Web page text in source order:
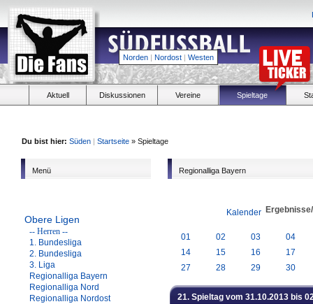
Norden | Nordost | Westen
Aktuell Diskussionen Vereine Spieltage
Du bist hier: Süden | Startseite » Spieltage
Menü
Obere Ligen
-- Herren --
1. Bundesliga
2. Bundesliga
3. Liga
Regionalliga Bayern
Regionalliga Nord
Regionalliga Nordost
Regionalliga Bayern
Kalender
01 02 03
04
14
15 16
17
27
28 29 30
21. Spieltag vom 31.10.2013 bis